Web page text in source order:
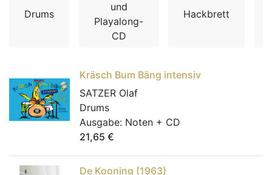
Drums
und
Playalong-
CD
Hackbrett
Kräsch Bum Bäng intensiv
SATZER Olaf
Drums
Ausgabe: Noten + CD
21,65 €
De Kooning (1963)